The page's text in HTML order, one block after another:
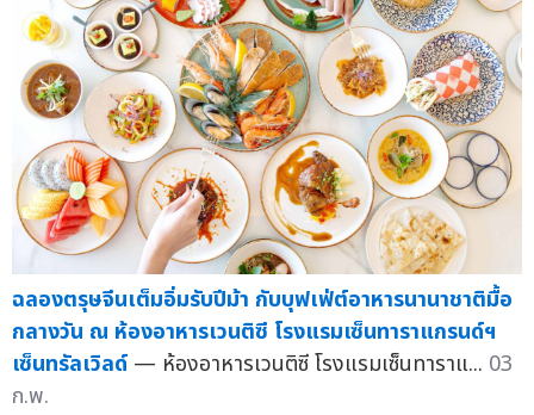
ฉลองตรุษจีนเต็มอิ่มรับปีม้า กับบุฟเฟ่ต์อาหารนานาชาติมื้อ
กลางวัน ณ ห้องอาหารเวนติซี โรงแรมเซ็นทาราแกรนด์ฯ
เซ็นทรัลเวิลด์ — ห้องอาหารเวนติซี โรงแรมเซ็นทาราแ... 03
ก.พ.